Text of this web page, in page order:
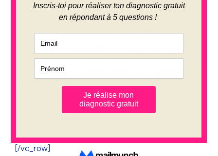
[/vc_column][/vc_row][vc_row][vc_column
width= »1/2″][teaser title= » » img= »16347″
button= »true » button_text= »LIRE »
link= »https://www.atode.fr/marque-ethique-2/ »
style= »gold » color_text= »#000000″][/teaser]
[/vc_column][vc_column width= »1/2″][teaser
title= » » img= »16344″ button= »true »
button_text= »LIRE »
link= »https://www.atode.fr/marque-ethique-
color_text= »#000000″][/teaser][/vc_column]
[/vc_row]